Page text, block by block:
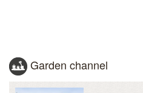
Garden channel